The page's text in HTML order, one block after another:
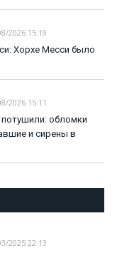
2026 15:19
Хорхе Месси было
2026 15:11
обломки
и сирены в
2025 22:13